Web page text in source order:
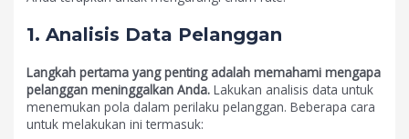
1. Analisis Data Pelanggan
Langkah pertama yang penting adalah memahami mengapa
pelanggan meninggalkan Anda. Lakukan analisis data untuk
menemukan pola dalam perilaku pelanggan. Beberapa cara
untuk melakukan ini termasuk: